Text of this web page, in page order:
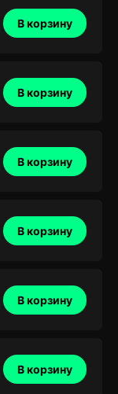
В корзину
В корзину
В корзину
В корзину
В корзину
В корзину